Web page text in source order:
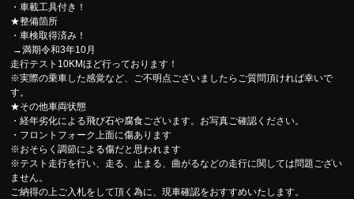
・車載工具付き！
★整備箇所
・車検取得済み！
→満期令和3年10月
走行テスト10KMほど行っております！
※実際の乗車した感覚など、ご不明点ございましたらご質問頂ければ幸いで
す。
★その他車両状態
・経年劣化による飛び石や腐食ございます。お写真ご確認ください。
・フロントフォーク上面に傷あります
※おそらく調節による傷だと思われます
※テスト走行を行い、走る、止まる、曲がるなどの走行に関しては問題ござい
ません。
ご納得の上ご入札をして頂く為に、現車確認をおすすめいたします。